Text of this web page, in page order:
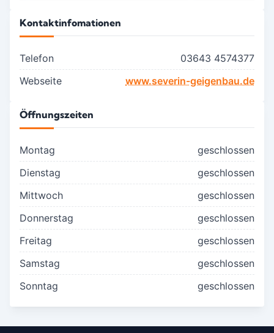
Kontaktinfomationen
Telefon
03643 4574377
Webseite
www.severin-geigenbau.de
Öffnungszeiten
Montag
geschlossen
Dienstag
geschlossen
Mittwoch
geschlossen
Donnerstag
geschlossen
Freitag
geschlossen
Samstag
geschlossen
Sonntag
geschlossen